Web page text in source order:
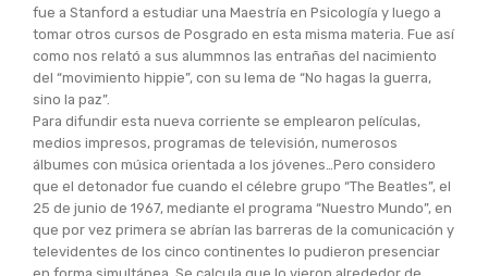
fue a Stanford a estudiar una Maestría en Psicología y luego a
tomar otros cursos de Posgrado en esta misma materia. Fue así
como nos relató a sus alummnos las entrañas del nacimiento
del “movimiento hippie”, con su lema de “No hagas la guerra,
sino la paz”.
Para difundir esta nueva corriente se emplearon películas,
medios impresos, programas de televisión, numerosos
álbumes con música orientada a los jóvenes…Pero considero
que el detonador fue cuando el célebre grupo “The Beatles”, el
25 de junio de 1967, mediante el programa “Nuestro Mundo”, en
que por vez primera se abrían las barreras de la comunicación y
televidentes de los cinco continentes lo pudieron presenciar